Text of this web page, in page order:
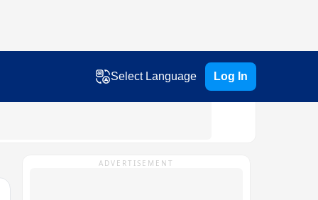
Select Language Log In
ADVERTISEMENT